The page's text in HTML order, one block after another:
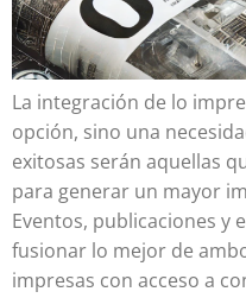
La integración de lo
opción, sino una
exitosas serán aquellas
para generar un mayor
Eventos, publicaciones y
fusionar lo mejor de
impresas con acceso a